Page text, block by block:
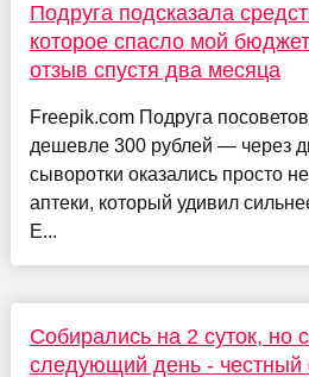
Подруга подсказала
которое спасло мой
отзыв спустя два месяца
Freepik.com Подруга
дешевле 300 рублей — через
сыворотки оказались просто
аптеки, который удивил
Е...
Собирались на 2 суток, но
следующий день - честный